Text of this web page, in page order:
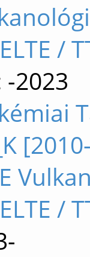
/
-2023
/